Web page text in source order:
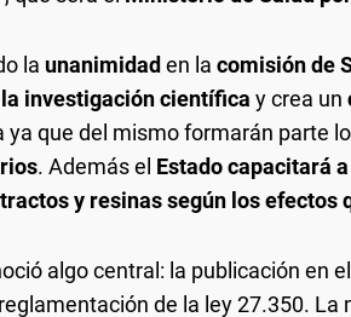
la unanimidad en la comisión de
investigación científica y crea un
ya que del mismo formarán parte
. Además el Estado capacitará
y resinas según los efectos
algo central: la publicación en
de la ley 27.350. La